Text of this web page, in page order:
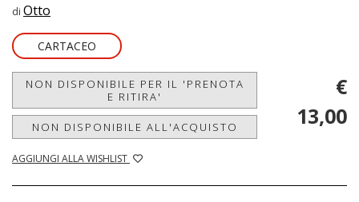
di Otto
CARTACEO
NON DISPONIBILE PER IL 'PRENOTA
E RITIRA'
NON DISPONIBILE ALL'ACQUISTO
AGGIUNGI ALLA WISHLIST
€
13,00